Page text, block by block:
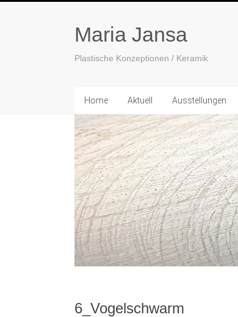
Maria Jansa
Plastische Konzeptionen / Keramik
Home Aktuell Ausstellungen
6_Vogelschwarm